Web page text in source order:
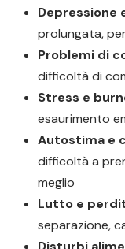
Depressione
prolungata,
Problemi di
difficoltà di
Stress e
esaurimento
Autostima e
difficoltà a
meglio
Lutto e
separazione,